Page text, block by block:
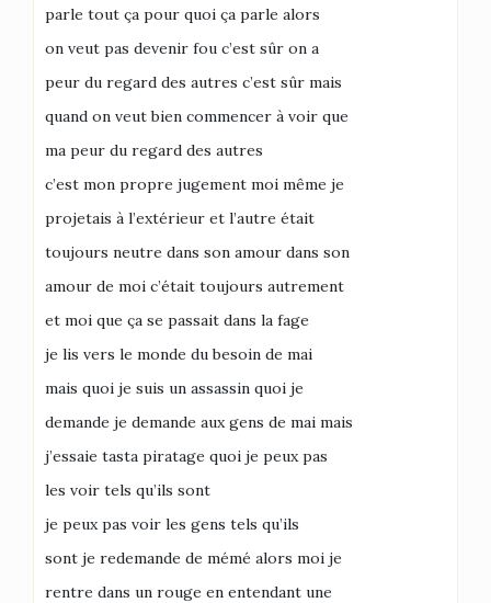
parle tout ça pour quoi ça parle alors
on veut pas devenir fou c’est sûr on a
peur du regard des autres c’est sûr mais
quand on veut bien commencer à voir que
ma peur du regard des autres
c’est mon propre jugement moi même je
projetais à l’extérieur et l’autre était
toujours neutre dans son amour dans son
amour de moi c’était toujours autrement
et moi que ça se passait dans la fage
je lis vers le monde du besoin de mai
mais quoi je suis un assassin quoi je
demande je demande aux gens de mai mais
j’essaie tasta piratage quoi je peux pas
les voir tels qu’ils sont
je peux pas voir les gens tels qu’ils
sont je redemande de mémé alors moi je
rentre dans un rouge en entendant une